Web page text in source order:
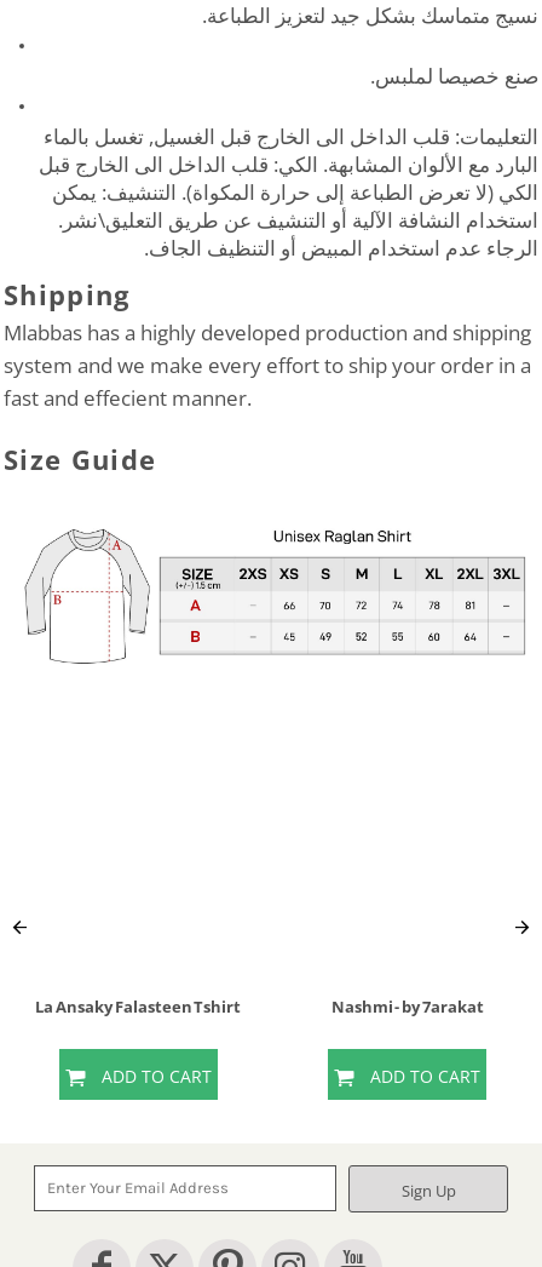
نسيج متماسك بشكل جيد لتعزيز الطباعة.
صنع خصيصا لملبس.
التعليمات: قلب الداخل الى الخارج قبل الغسيل, تغسل بالماء
البارد مع الألوان المشابهة. الكي: قلب الداخل الى الخارج قبل
الكي (لا تعرض الطباعة إلى حرارة المكواة). التنشيف: يمكن
استخدام النشافة الآلية أو التنشيف عن طريق التعليق\نشر.
الرجاء عدم استخدام المبيض أو التنظيف الجاف.
Shipping
Mlabbas has a highly developed production and shipping
system and we make every effort to ship your order in a
fast and effecient manner.
Size Guide
La Ansaky Falasteen Tshirt
ADD TO CART
Nashmi - by 7arakat
ADD TO CART
Sign Up